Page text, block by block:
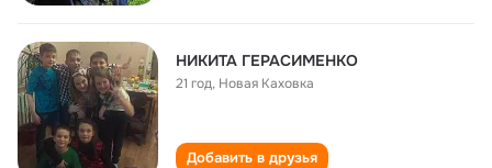
НИКИТА ГЕРАСИМЕНКО
21 год, Новая Каховка
Добавить в друзья